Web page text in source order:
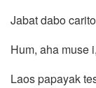
Jabat dabo
Hum, aha muse
Laos papayak